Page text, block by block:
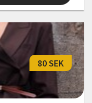
80 SEK